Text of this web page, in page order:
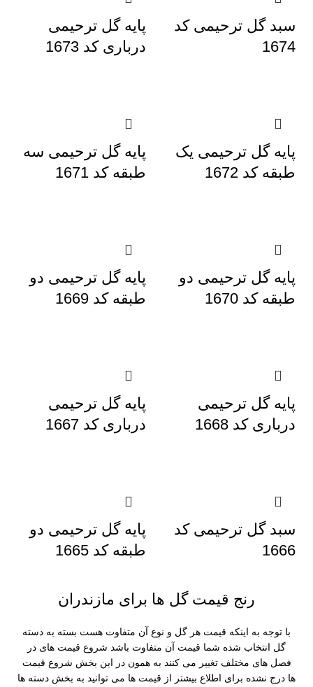
سبد گل ترحیمی کد
1674
پایه گل ترحیمی
درباری کد 1673
پایه گل ترحیمی یک
طبقه کد 1672
پایه گل ترحیمی سه
طبقه کد 1671
پایه گل ترحیمی دو
طبقه کد 1670
پایه گل ترحیمی دو
طبقه کد 1669
پایه گل ترحیمی
درباری کد 1668
پایه گل ترحیمی
درباری کد 1667
سبد گل ترحیمی کد
1666
پایه گل ترحیمی دو
طبقه کد 1665
رنج قیمت گل ها برای مازندران
با توجه به اینکه قیمت هر گل و نوع آن متفاوت هست بسته به دسته
گل انتخاب شده شما قیمت آن متفاوت باشد شروع قیمت های در
فصل های مختلف تغییر می کنند به همون در این بخش شروع قیمت
ها درج نشده برای اطلاع بیشتر از قیمت ها می توانید به بخش دسته ها